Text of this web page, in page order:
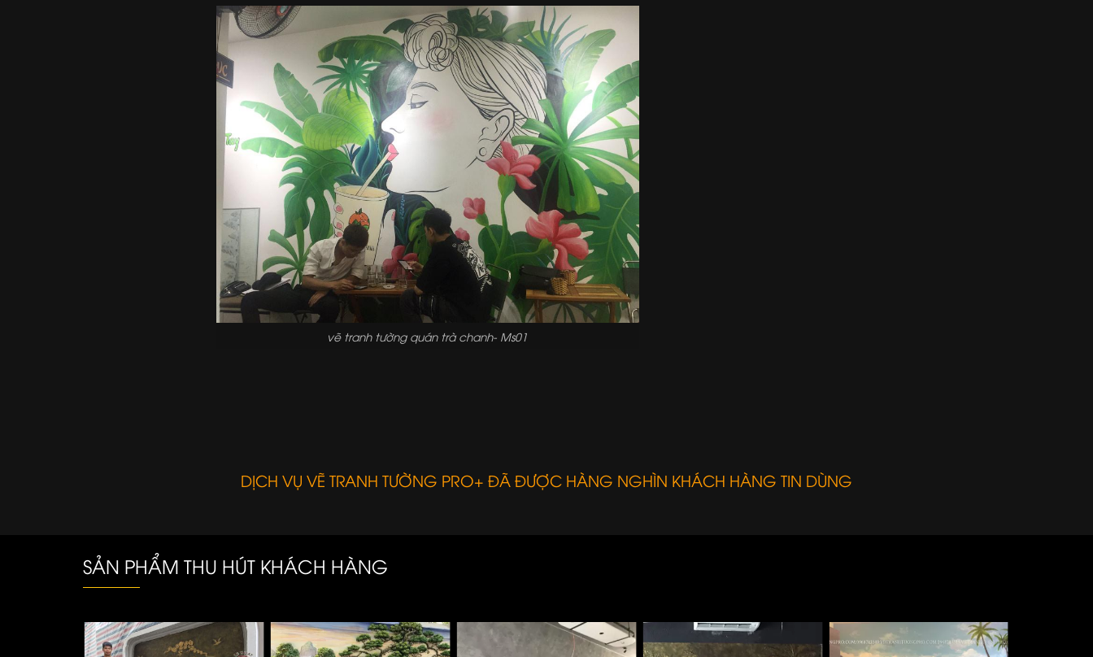
vẽ tranh tường quán trà chanh- Ms01
DỊCH VỤ VẼ TRANH TƯỜNG PRO+ ĐÃ ĐƯỢC HÀNG NGHÌN KHÁCH HÀNG TIN DÙNG
SẢN PHẨM THU HÚT KHÁCH HÀNG